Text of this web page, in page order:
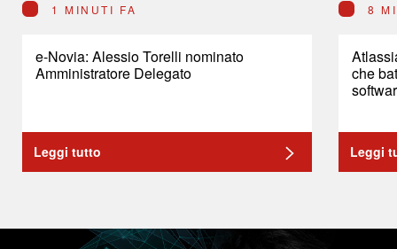
1 MINUTI FA
e-Novia: Alessio Torelli nominato
Amministratore Delegato
Leggi tutto
8
che
Leggi